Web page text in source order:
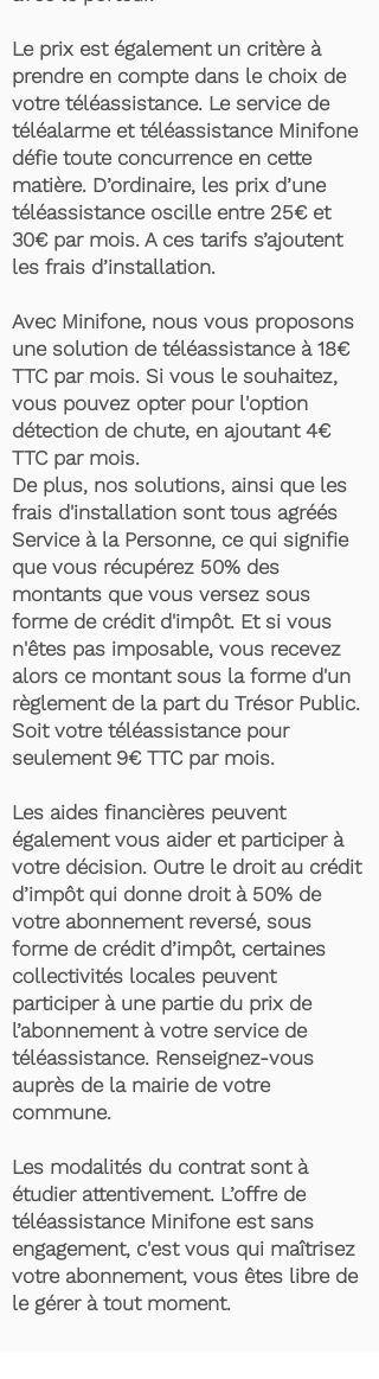
Le prix est également un critère à
prendre en compte dans le choix de
votre téléassistance. Le service de
téléalarme et téléassistance Minifone
défie toute concurrence en cette
matière. D’ordinaire, les prix d’une
téléassistance oscille entre 25€ et
30€ par mois. A ces tarifs s’ajoutent
les frais d’installation.
Avec Minifone, nous vous proposons
une solution de téléassistance à 18€
TTC par mois. Si vous le souhaitez,
vous pouvez opter pour l'option
détection de chute, en ajoutant 4€
TTC par mois.
De plus, nos solutions, ainsi que les
frais d'installation sont tous agréés
Service à la Personne, ce qui signifie
que vous récupérez 50% des
montants que vous versez sous
forme de crédit d'impôt. Et si vous
n'êtes pas imposable, vous recevez
alors ce montant sous la forme d'un
règlement de la part du Trésor Public.
Soit votre téléassistance pour
seulement 9€ TTC par mois.
Les aides financières peuvent
également vous aider et participer à
votre décision. Outre le droit au crédit
d’impôt qui donne droit à 50% de
votre abonnement reversé, sous
forme de crédit d’impôt, certaines
collectivités locales peuvent
participer à une partie du prix de
l’abonnement à votre service de
téléassistance. Renseignez-vous
auprès de la mairie de votre
commune.
Les modalités du contrat sont à
étudier attentivement. L’offre de
téléassistance Minifone est sans
engagement, c'est vous qui maîtrisez
votre abonnement, vous êtes libre de
le gérer à tout moment.